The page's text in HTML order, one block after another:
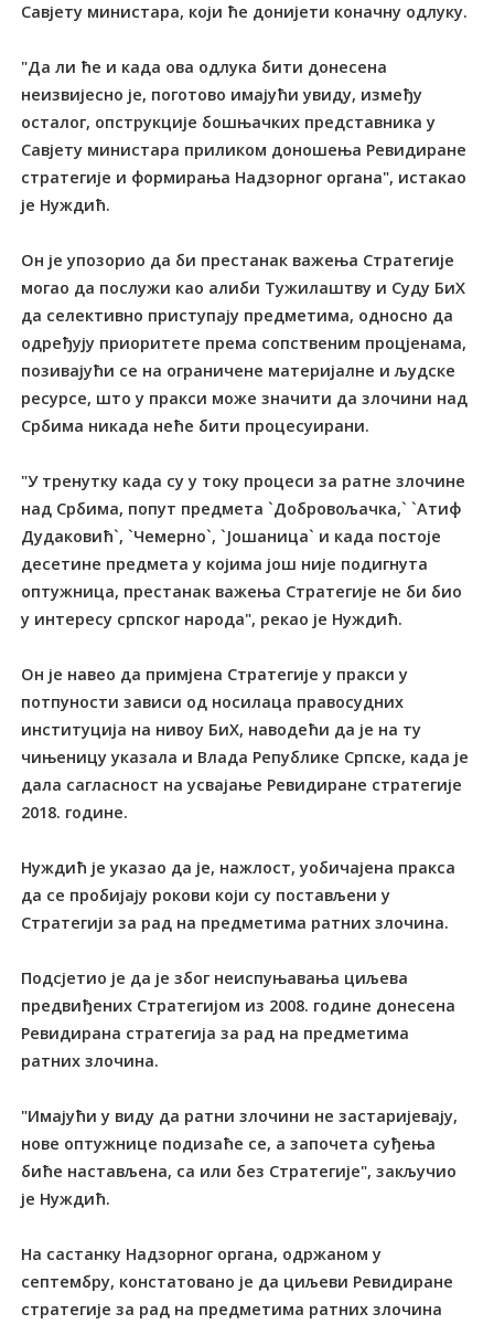
Савјету министара, који ће донијети коначну одлуку.
"Да ли ће и када ова одлука бити донесена
неизвијесно је, поготово имајући увиду, између
осталог, опструкције бошњачких представника у
Савјету министара приликом доношења Ревидиране
стратегије и формирања Надзорног органа", истакао
је Нуждић.
Он је упозорио да би престанак важења Стратегије
могао да послужи као алиби Тужилаштву и Суду БиХ
да селективно приступају предметима, односно да
одређују приоритете према сопственим процјенама,
позивајући се на ограничене материјалне и људске
ресурсе, што у пракси може значити да злочини над
Србима никада неће бити процесуирани.
"У тренутку када су у току процеси за ратне злочине
над Србима, попут предмета `Добровољачка,` `Атиф
Дудаковић`, `Чемерно`, `Јошаница` и када постоје
десетине предмета у којима још није подигнута
оптужница, престанак важења Стратегије не би био
у интересу српског народа", рекао је Нуждић.
Он је навео да примјена Стратегије у пракси у
потпуности зависи од носилаца правосудних
институција на нивоу БиХ, наводећи да је на ту
чињеницу указала и Влада Републике Српске, када је
дала сагласност на усвајање Ревидиране стратегије
2018. године.
Нуждић је указао да је, нажлост, уобичајена пракса
да се пробијају рокови који су постављени у
Стратегији за рад на предметима ратних злочина.
Подсјетио је да је због неиспуњавања циљева
предвиђених Стратегијом из 2008. године донесена
Ревидирана стратегија за рад на предметима
ратних злочина.
"Имајући у виду да ратни злочини не застаријевају,
нове оптужнице подизаће се, а започета суђења
биће настављена, са или без Стратегије", закључио
је Нуждић.
На састанку Надзорног органа, одржаном у
септембру, констатовано је да циљеви Ревидиране
стратегије за рад на предметима ратних злочина